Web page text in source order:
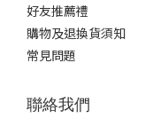
好友推薦禮
購物及退換貨須知
常見問題
聯絡我們